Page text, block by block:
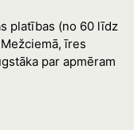
platības (no 60 līdz
īres
par apmēram